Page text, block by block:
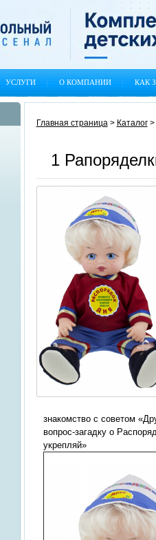
УСЛУГИ О КОМПАНИИ КАК
Главная страница> Каталог>
1
знакомство с советом
вопрос-загадку о
укрепляй»